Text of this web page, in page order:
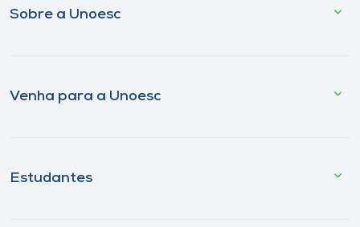
Sobre a Unoesc
Venha para a Unoesc
Estudantes